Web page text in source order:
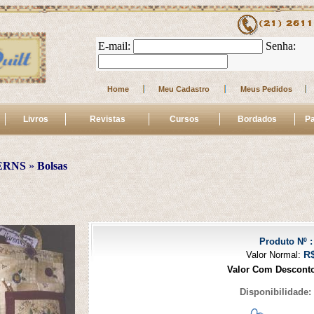
E-mail: Senha:
Home Meu Cadastro Meus Pedidos
Livros Revistas Cursos Bordados
» Bolsas
Produto Nº
Valor Normal:
Valor Com
Disponibilidade: